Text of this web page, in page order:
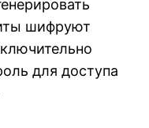
шифруют
для доступа